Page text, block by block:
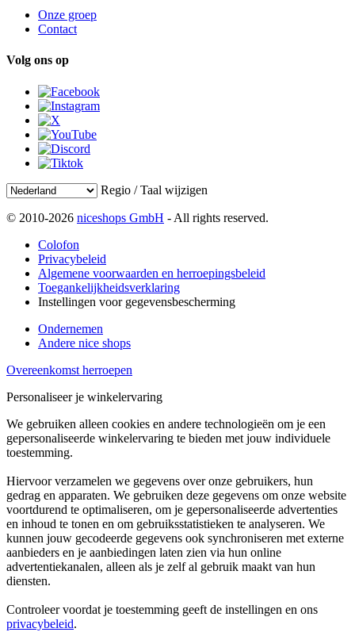
Onze groep
Contact
Volg ons op
Regio / Taal wijzigen
© 2010-2026 niceshops GmbH - All rights reserved.
Colofon
Privacybeleid
Algemene voorwaarden en herroepingsbeleid
Toegankelijkheidsverklaring
Instellingen voor gegevensbescherming
Ondernemen
Andere nice shops
Overeenkomst herroepen
Personaliseer je winkelervaring
We gebruiken alleen cookies en andere technologieën om je een
gepersonaliseerde winkelervaring te bieden met jouw individuele
toestemming.
Hiervoor verzamelen we gegevens over onze gebruikers, hun
gedrag en apparaten. We gebruiken deze gegevens om onze website
voortdurend te optimaliseren, om je gepersonaliseerde advertenties
en inhoud te tonen en om gebruiksstatistieken te analyseren. We
kunnen jouw gecodeerde gegevens ook synchroniseren met externe
aanbieders en je aanbiedingen laten zien via hun online
advertentiekanalen, alleen als je zelf al gebruik maakt van hun
diensten.
Controleer voordat je toestemming geeft de instellingen en ons
privacybeleid.